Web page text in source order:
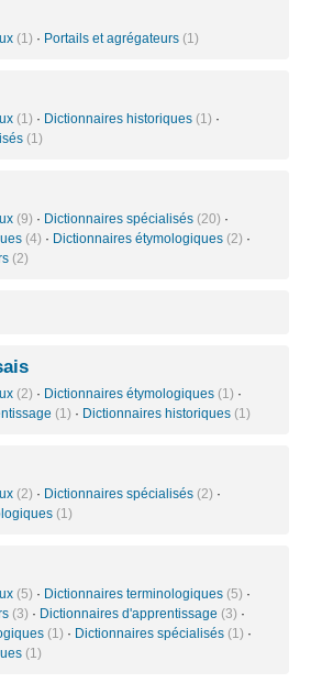
(1) · Portails et agrégateurs (1)
(1) · Dictionnaires historiques (1) ·
(1)
(9) · Dictionnaires spécialisés (20) ·
(4) · Dictionnaires étymologiques (2) ·
(2)
(2) · Dictionnaires étymologiques (1) ·
(1) · Dictionnaires historiques (1)
(2) · Dictionnaires spécialisés (2) ·
(1)
(5) · Dictionnaires terminologiques (5) ·
(3) · Dictionnaires d'apprentissage (3) ·
(1) · Dictionnaires spécialisés (1) ·
(1)